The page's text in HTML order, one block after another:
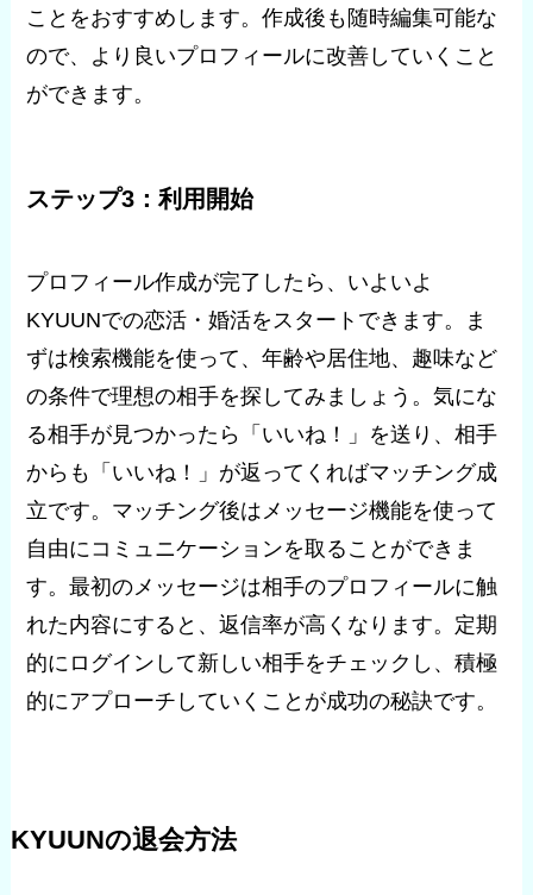
ことをおすすめします。作成後も随時編集可能な
ので、より良いプロフィールに改善していくこと
ができます。
ステップ3：利用開始
プロフィール作成が完了したら、いよいよ
KYUUNでの恋活・婚活をスタートできます。ま
ずは検索機能を使って、年齢や居住地、趣味など
の条件で理想の相手を探してみましょう。気にな
る相手が見つかったら「いいね！」を送り、相手
からも「いいね！」が返ってくればマッチング成
立です。マッチング後はメッセージ機能を使って
自由にコミュニケーションを取ることができま
す。最初のメッセージは相手のプロフィールに触
れた内容にすると、返信率が高くなります。定期
的にログインして新しい相手をチェックし、積極
的にアプローチしていくことが成功の秘訣です。
KYUUNの退会方法